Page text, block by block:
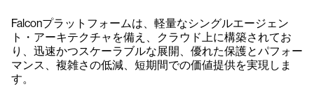
Falconプラットフォームは、軽量なシングルエージェン
ト・アーキテクチャを備え、クラウド上に構築されてお
り、迅速かつスケーラブルな展開、優れた保護とパフォー
マンス、複雑さの低減、短期間での価値提供を実現しま
す。